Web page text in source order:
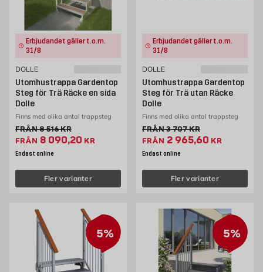
Erbjudandet gäller t.o.m.
31/8
DOLLE
Utomhustrappa Gardentop
Steg för Trä Räcke en sida
Dolle
Finns med olika antal trappsteg
FRÅNGammalt pris 8516 kr
8 516KR
FRÅN Extrapris 8090.2 kr
8 090,20 KR
Endast online
Fler varianter
Erbjudandet gäller t.o.m.
31/8
DOLLE
Utomhustrappa Gardentop
Steg för Trä utan Räcke
Dolle
Finns med olika antal trappsteg
FRÅNGammalt pris 3707 kr
3 707KR
FRÅN Extrapris 2965.6 kr
2 965,60 KR
Endast online
Fler varianter
5% 5%